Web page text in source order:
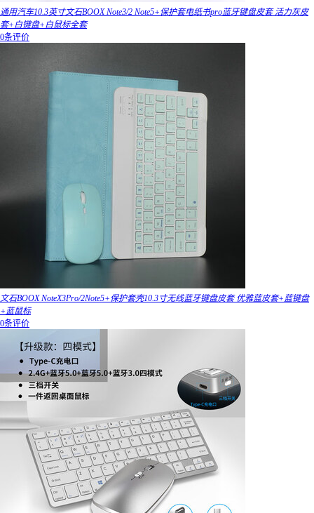
通用汽车10.3英寸文石BOOX Note3/2 Note5+保护套电纸书pro蓝牙键盘皮套 活力灰皮
套+白键盘+白鼠标全套
0条评价
文石BOOX NoteX3Pro/2Note5+保护套壳10.3寸无线蓝牙键盘皮套 优雅蓝皮套+蓝键盘
+蓝鼠标
0条评价